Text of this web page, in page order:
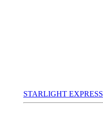
STARLIGHT EXPRESS